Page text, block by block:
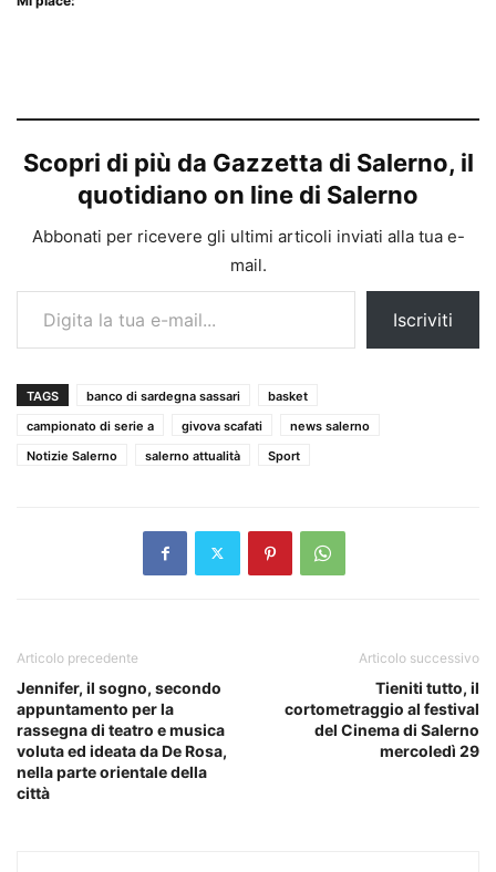
Scopri di più da Gazzetta di Salerno, il
quotidiano on line di Salerno
Abbonati per ricevere gli ultimi articoli inviati alla tua e-
mail.
Digita la tua e-mail...
Iscriviti
TAGS banco di sardegna sassari
basket
campionato di serie a
givova scafati
news salerno
Notizie Salerno
salerno attualità Sport
Articolo precedente
Jennifer, il sogno, secondo
appuntamento per la
rassegna di teatro e musica
voluta ed ideata da De Rosa,
nella parte orientale della
città
Articolo successivo
Tieniti tutto, il
cortometraggio al festival
del Cinema di Salerno
mercoledì 29